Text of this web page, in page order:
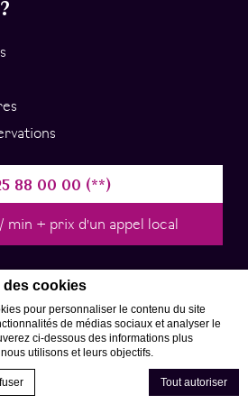
des cookies
pour personnaliser le contenu du site
de médias sociaux et analyser le
ci-dessous des informations plus
utilisons et leurs objectifs.
Tout autoriser
88 00 00 (**)
min + prix d'un appel local
droits réservés